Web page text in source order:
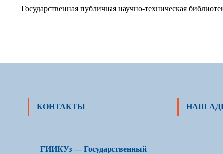
Государственная публичная научно-техническая
КОНТАКТЫ
ГИИКУз — Государственный
НАШ